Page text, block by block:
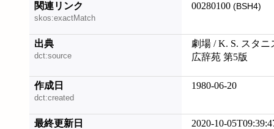
関連リンク
skos:exactMatch
00280100 (BSH4)
出典
dct:source
劇場 / K. S. スタ
広辞苑 第5版
作成日
dct:created
1980-06-20
最終更新日 2020-10-